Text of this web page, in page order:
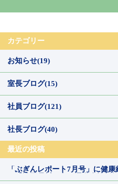
カテゴリー
お知らせ(19)
室長ブログ(15)
社員ブログ(121)
社長ブログ(40)
最近の投稿
「ぶぎんレポート7月号」に健